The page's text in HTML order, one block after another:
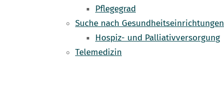
Pflegegrad
Suche nach Gesundheitseinrichtungen
Hospiz- und Palliativversorgung
Telemedizin